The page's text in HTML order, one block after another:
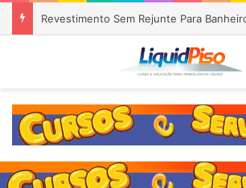
Piso Epóxi em Banheiro Anália Franco SP